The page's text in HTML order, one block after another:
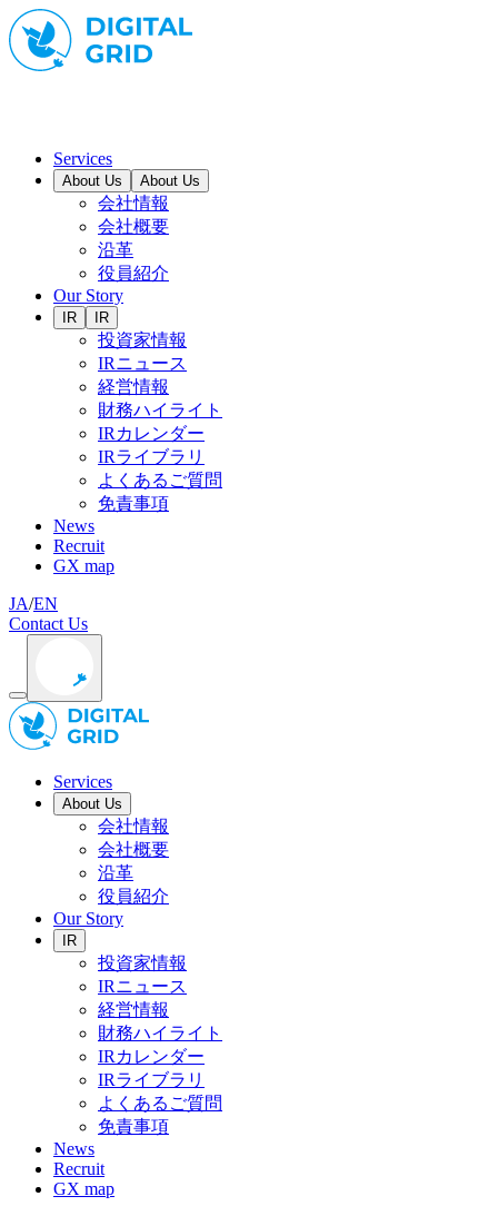
Services
About Us About Us
会社情報
会社概要
沿革
役員紹介
Our Story
IR IR
投資家情報
IRニュース
経営情報
財務ハイライト
IRカレンダー
IRライブラリ
よくあるご質問
免責事項
News
Recruit
GX map
JA/EN
Contact Us
Services
About Us
会社情報
会社概要
沿革
役員紹介
Our Story
IR
投資家情報
IRニュース
経営情報
財務ハイライト
IRカレンダー
IRライブラリ
よくあるご質問
免責事項
News
Recruit
GX map